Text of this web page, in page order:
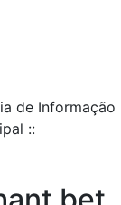
de Informação
::